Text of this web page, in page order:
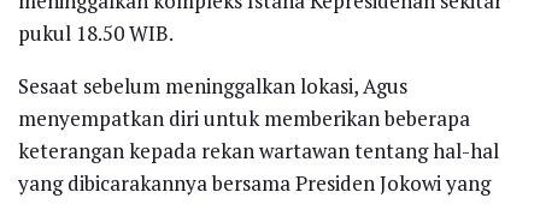
pukul 18.50 WIB.
Sesaat sebelum meninggalkan lokasi, Agus
menyempatkan diri untuk memberikan beberapa
keterangan kepada rekan wartawan tentang hal-hal
yang dibicarakannya bersama Presiden Jokowi yang